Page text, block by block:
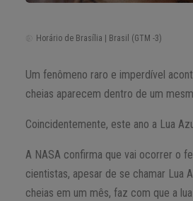
Horário de Brasília | Brasil (GTM -3)
Um fenômeno raro e imperdível
cheias aparecem dentro de um
Coincidentemente, este ano a Lua
A NASA confirma que vai ocorrer o
cientistas, apesar de se chamar Lua
cheias em um mês, faz com que a